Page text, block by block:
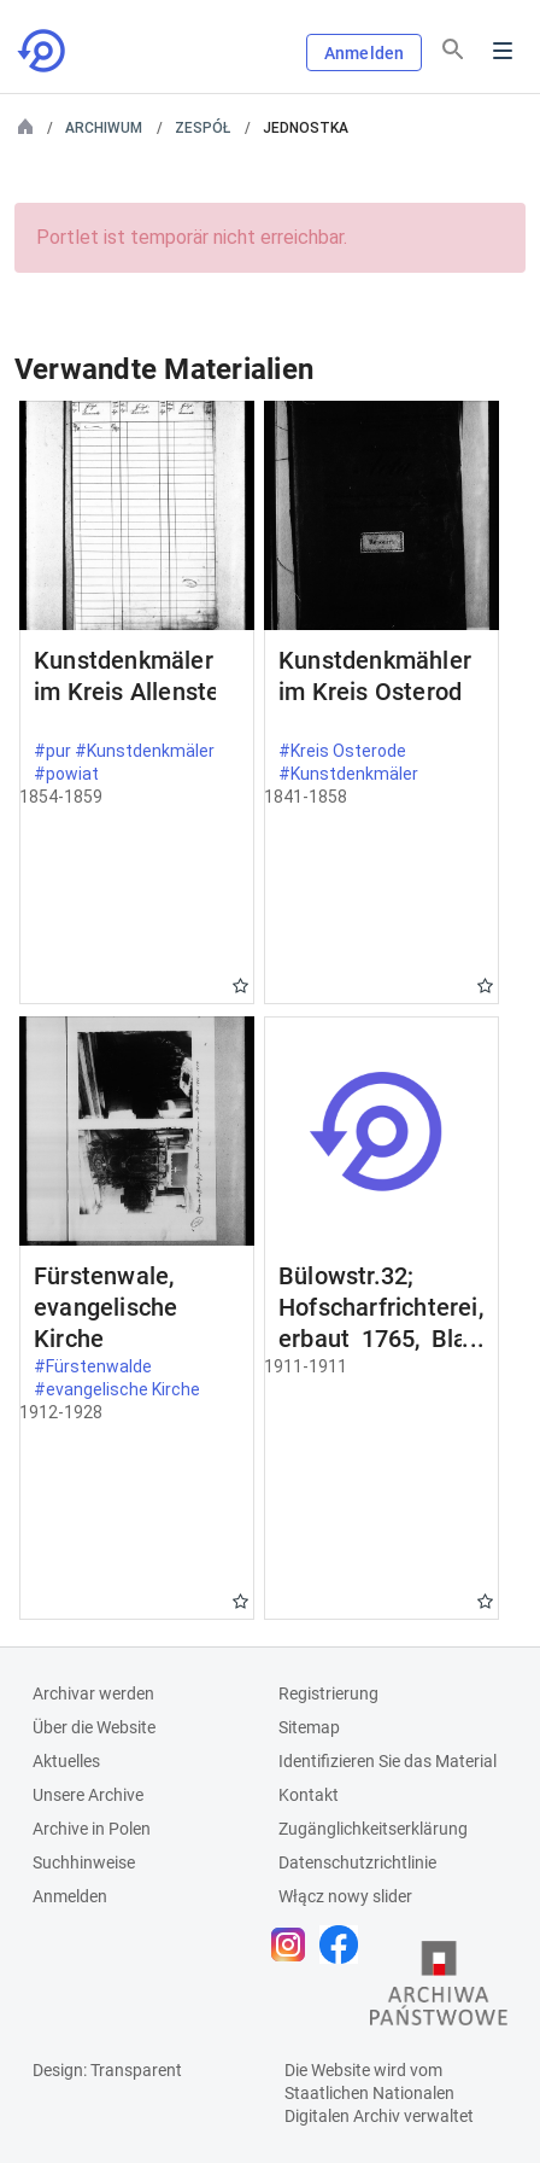
Anmelden
ARCHIWUM ZESPÓŁ JEDNOSTKA
Portlet ist temporär nicht erreichbar.
Verwandte Materialien
Kunstdenkmäler
im Kreis Allenstein
#pur #Kunstdenkmäler
#powiat
1854-1859
Kunstdenkmähler
im Kreis Osterode
#Kreis Osterode
#Kunstdenkmäler
1841-1858
Fürstenwale,
evangelische
Kirche
#Fürstenwalde
#evangelische Kirche
1912-1928
Bülowstr.32;
Hofscharfrichterei,
erbaut 1765, Blatt
2;
Türbekleidung;
Schlagleiste;Fenst
ersprosse
1911-1911
Archivar werden
Über die Website
Aktuelles
Unsere Archive
Archive in Polen
Suchhinweise
Anmelden
Registrierung
Sitemap
Identifizieren Sie das Material
Kontakt
Zugänglichkeitserklärung
Datenschutzrichtlinie
Włącz nowy slider
Design: Transparent
Die Website wird vom
Staatlichen Nationalen
Digitalen Archivverwaltet